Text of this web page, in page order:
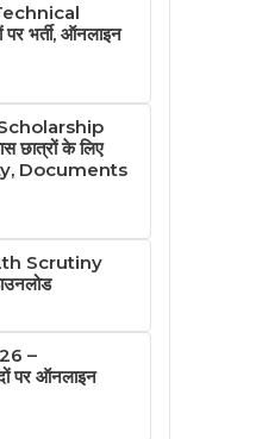
भर्ती, ऑनलाइन
छात्रों के लिए
Documents
Scrutiny
–
पर ऑनलाइन